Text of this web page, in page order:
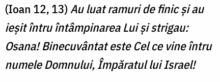
(Ioan 12, 13)Au luat ramuri de finic şi au
ieşit întru întâmpinarea Lui şi strigau:
Osana! Binecuvântat este Cel ce vine întru
numele Domnului, Împăratul lui Israel!